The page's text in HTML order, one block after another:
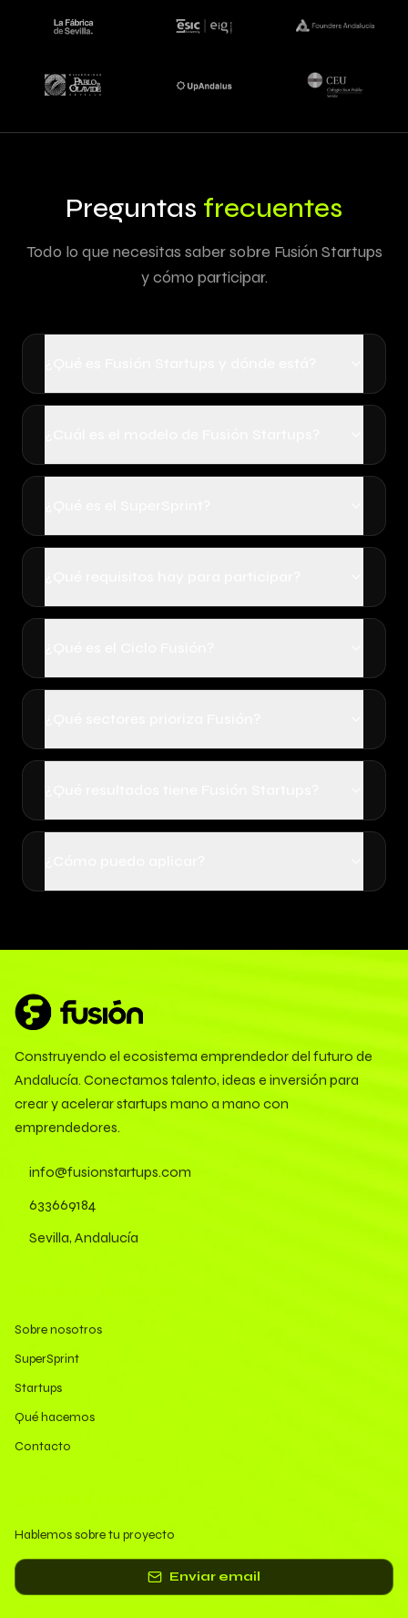
Preguntas frecuentes
Todo lo que necesitas saber sobre Fusión Startups
y cómo participar.
Construyendo el ecosistema emprendedor del futuro de
Andalucía. Conectamos talento, ideas e inversión para
crear y acelerar startups mano a mano con
emprendedores.
info@fusionstartups.com
633669184
Sevilla, Andalucía
Sobre nosotros
SuperSprint
Startups
Qué hacemos
Contacto
Hablemos sobre tu proyecto
Enviar email